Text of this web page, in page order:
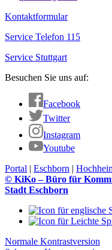
Kontaktformular
Service Telefon 115
Service Stuttgart
Besuchen Sie uns auf:
Facebook
Twitter
Instagram
Youtube
Portal | Eschborn |
© KiKo – Büro für
Stadt Eschborn
Normale Kontrastversion